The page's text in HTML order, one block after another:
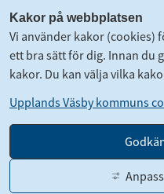
Kakor på webbplatsen
Vi använder kakor (cookies)
ett bra sätt för dig. Innan du
kakor. Du kan välja vilka
Upplands Väsby kommuns